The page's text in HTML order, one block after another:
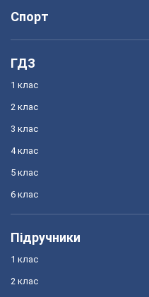
Спорт
ГДЗ
1 клас
2 клас
3 клас
4 клас
5 клас
6 клас
Підручники
1 клас
2 клас